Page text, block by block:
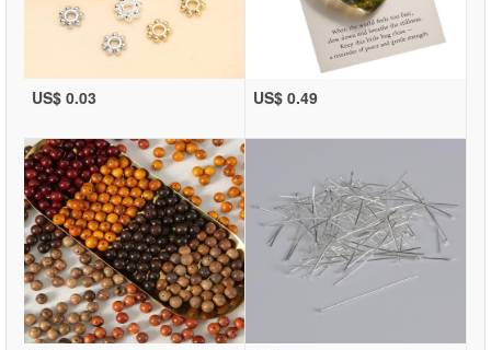
US$ 0.03 US$ 0.49